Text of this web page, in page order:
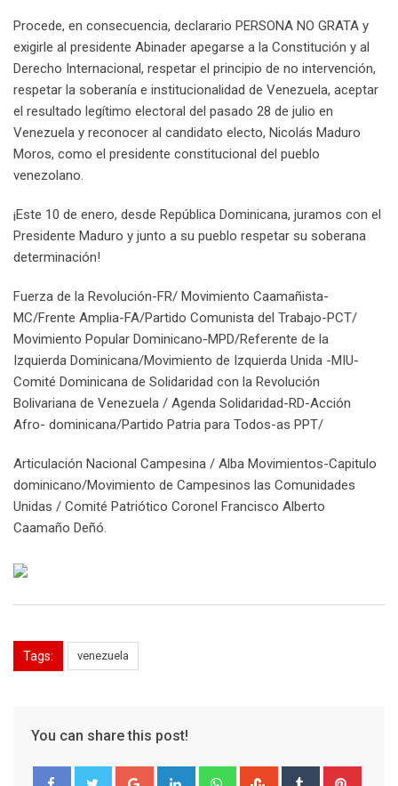
Procede, en consecuencia, declarario PERSONA NO GRATA y
exigirle al presidente Abinader apegarse a la Constitución y al
Derecho Internacional, respetar el principio de no intervención,
respetar la soberanía e institucionalidad de Venezuela, aceptar
el resultado legítimo electoral del pasado 28 de julio en
Venezuela y reconocer al candidato electo, Nicolás Maduro
Moros, como el presidente constitucional del pueblo
venezolano.
¡Este 10 de enero, desde República Dominicana, juramos con el
Presidente Maduro y junto a su pueblo respetar su soberana
determinación!
Fuerza de la Revolución-FR/ Movimiento Caamañista-
MC/Frente Amplia-FA/Partido Comunista del Trabajo-PCT/
Movimiento Popular Dominicano-MPD/Referente de la
Izquierda Dominicana/Movimiento de Izquierda Unida -MIU-
Comité Dominicana de Solidaridad con la Revolución
Bolivariana de Venezuela / Agenda Solidaridad-RD-Acción
Afro- dominicana/Partido Patria para Todos-as PPT/
Articulación Nacional Campesina / Alba Movimientos-Capitulo
dominicano/Movimiento de Campesinos las Comunidades
Unidas / Comité Patriótico Coronel Francisco Alberto
Caamaño Deñó.
Tags: venezuela
You can share this post!
Google+ LinkedIn WhatsappStumbleUpon
Tumblr